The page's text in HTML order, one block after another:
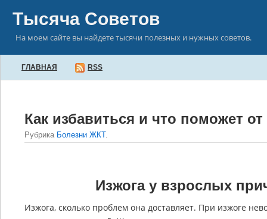
Тысяча Советов
На моем сайте вы найдете тысячи полезных и нужных советов.
ГЛАВНАЯ RSS
Как избавиться и что поможет
Рубрика Болезни ЖКТ.
Изжога у взрослых
Изжога, сколько проблем она доставляет. При изжоге